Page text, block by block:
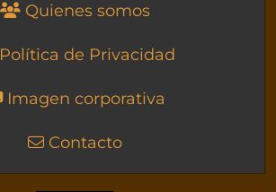
Quienes somos
Política de Privacidad
Imagen corporativa
Contacto